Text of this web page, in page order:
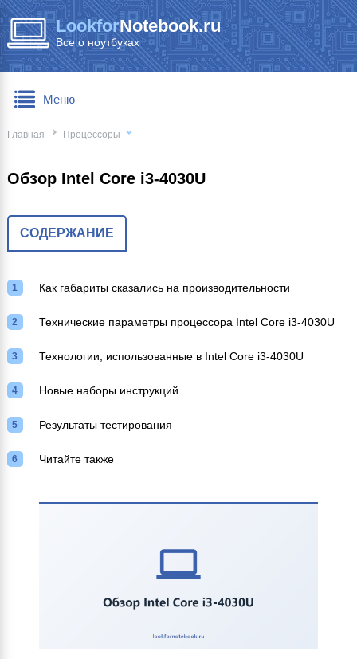
LookforNotebook.ru
Все о ноутбуках
Главная Процессоры
Обзор Intel Core i3-4030U
СОДЕРЖАНИЕ
Как габариты сказались на производительности
Технические параметры процессора Intel Core i3-4030U
Технологии, использованные в Intel Core i3-4030U
Новые наборы инструкций
Результаты тестирования
Читайте также
Меню